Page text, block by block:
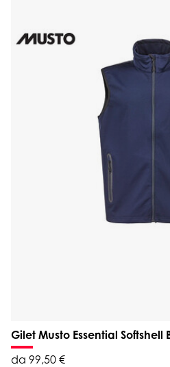
Gilet Musto Essential Softshell
da 99,50 €